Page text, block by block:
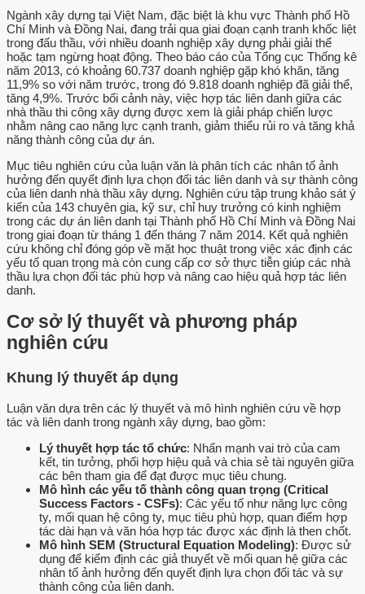
Ngành xây dựng tại Việt Nam, đặc biệt là khu vực Thành phố Hồ
Chí Minh và Đồng Nai, đang trải qua giai đoạn cạnh tranh khốc liệt
trong đấu thầu, với nhiều doanh nghiệp xây dựng phải giải thể
hoặc tạm ngừng hoạt động. Theo báo cáo của Tổng cục Thống kê
năm 2013, có khoảng 60.737 doanh nghiệp gặp khó khăn, tăng
11,9% so với năm trước, trong đó 9.818 doanh nghiệp đã giải thể,
tăng 4,9%. Trước bối cảnh này, việc hợp tác liên danh giữa các
nhà thầu thi công xây dựng được xem là giải pháp chiến lược
nhằm nâng cao năng lực cạnh tranh, giảm thiểu rủi ro và tăng khả
năng thành công của dự án.
Mục tiêu nghiên cứu của luận văn là phân tích các nhân tố ảnh
hưởng đến quyết định lựa chọn đối tác liên danh và sự thành công
của liên danh nhà thầu xây dựng. Nghiên cứu tập trung khảo sát ý
kiến của 143 chuyên gia, kỹ sư, chỉ huy trưởng có kinh nghiệm
trong các dự án liên danh tại Thành phố Hồ Chí Minh và Đồng Nai
trong giai đoạn từ tháng 1 đến tháng 7 năm 2014. Kết quả nghiên
cứu không chỉ đóng góp về mặt học thuật trong việc xác định các
yếu tố quan trọng mà còn cung cấp cơ sở thực tiễn giúp các nhà
thầu lựa chọn đối tác phù hợp và nâng cao hiệu quả hợp tác liên
danh.
Cơ sở lý thuyết và phương pháp
nghiên cứu
Khung lý thuyết áp dụng
Luận văn dựa trên các lý thuyết và mô hình nghiên cứu về hợp
tác và liên danh trong ngành xây dựng, bao gồm:
Lý thuyết hợp tác tổ chức: Nhấn mạnh vai trò của cam
kết, tin tưởng, phối hợp hiệu quả và chia sẻ tài nguyên giữa
các bên tham gia để đạt được mục tiêu chung.
Mô hình các yếu tố thành công quan trọng (Critical
Success Factors - CSFs): Các yếu tố như năng lực công
ty, mối quan hệ công ty, mục tiêu phù hợp, quan điểm hợp
tác dài hạn và văn hóa hợp tác được xác định là then chốt.
Mô hình SEM (Structural Equation Modeling): Được sử
dụng để kiểm định các giả thuyết về mối quan hệ giữa các
nhân tố ảnh hưởng đến quyết định lựa chọn đối tác và sự
thành công của liên danh.